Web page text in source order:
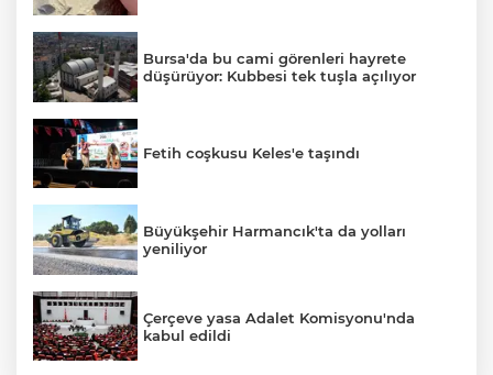
Bursa'da bu cami görenleri hayrete
düşürüyor: Kubbesi tek tuşla açılıyor
Fetih coşkusu Keles'e taşındı
Büyükşehir Harmancık'ta da yolları
yeniliyor
Çerçeve yasa Adalet Komisyonu'nda
kabul edildi